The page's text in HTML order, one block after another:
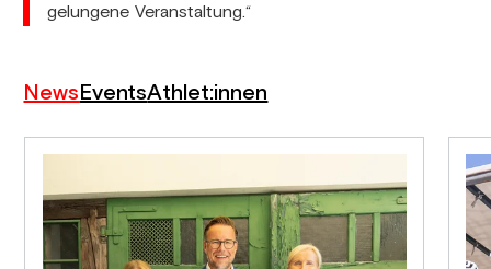
gelungene Veranstaltung.“
NewsEventsAthlet:innen